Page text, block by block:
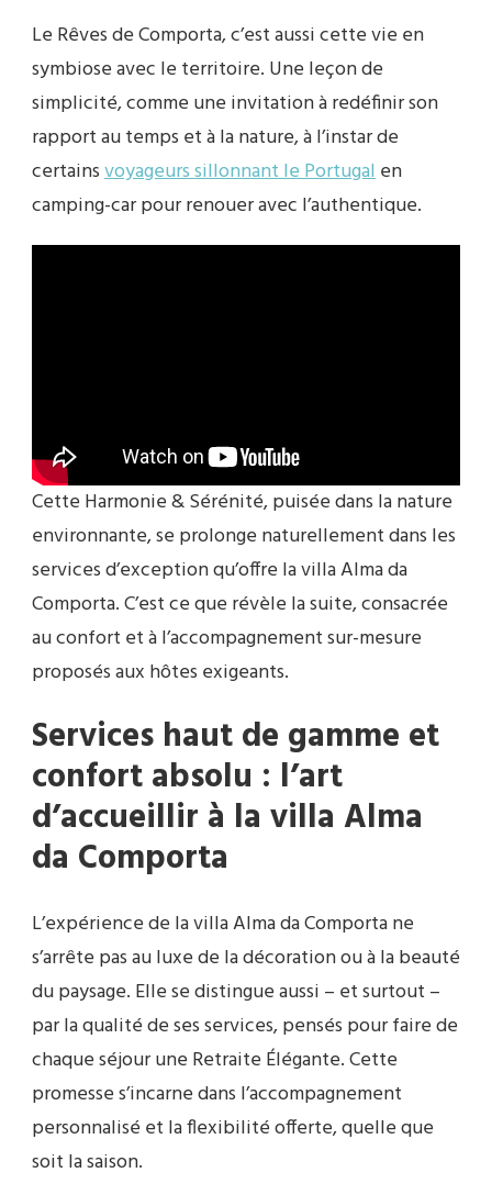
Le Rêves de Comporta, c’est aussi cette vie en
symbiose avec le territoire. Une leçon de
simplicité, comme une invitation à redéfinir son
rapport au temps et à la nature, à l’instar de
certainsvoyageurs sillonnant le Portugalen
camping-car pour renouer avec l’authentique.
Cette Harmonie & Sérénité, puisée dans la nature
environnante, se prolonge naturellement dans les
services d’exception qu’offre la villa Alma da
Comporta. C’est ce que révèle la suite, consacrée
au confort et à l’accompagnement sur-mesure
proposés aux hôtes exigeants.
Services haut de gamme et
confort absolu : l’art
d’accueillir à la villa Alma
da Comporta
L’expérience de la villa Alma da Comporta ne
s’arrête pas au luxe de la décoration ou à la beauté
du paysage. Elle se distingue aussi – et surtout –
par la qualité de ses services, pensés pour faire de
chaque séjour une Retraite Élégante. Cette
promesse s’incarne dans l’accompagnement
personnalisé et la flexibilité offerte, quelle que
soit la saison.